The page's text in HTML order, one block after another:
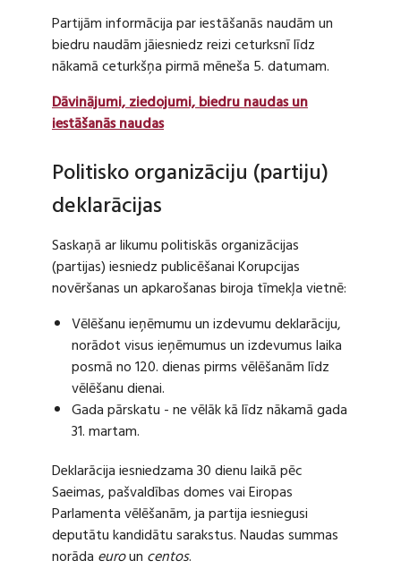
Partijām informācija par iestāšanās naudām un
biedru naudām jāiesniedz reizi ceturksnī līdz
nākamā ceturkšņa pirmā mēneša 5. datumam.
Dāvinājumi, ziedojumi, biedru naudas un
iestāšanās naudas
Politisko organizāciju (partiju)
deklarācijas
Saskaņā ar likumu politiskās organizācijas
(partijas) iesniedz publicēšanai Korupcijas
novēršanas un apkarošanas biroja tīmekļa vietnē:
Vēlēšanu ieņēmumu un izdevumu deklarāciju,
norādot visus ieņēmumus un izdevumus laika
posmā no 120. dienas pirms vēlēšanām līdz
vēlēšanu dienai.
Gada pārskatu - ne vēlāk kā līdz nākamā gada
31. martam.
Deklarācija iesniedzama 30 dienu laikā pēc
Saeimas, pašvaldības domes vai Eiropas
Parlamenta vēlēšanām, ja partija iesniegusi
deputātu kandidātu sarakstus. Naudas summas
norāda euroun centos.